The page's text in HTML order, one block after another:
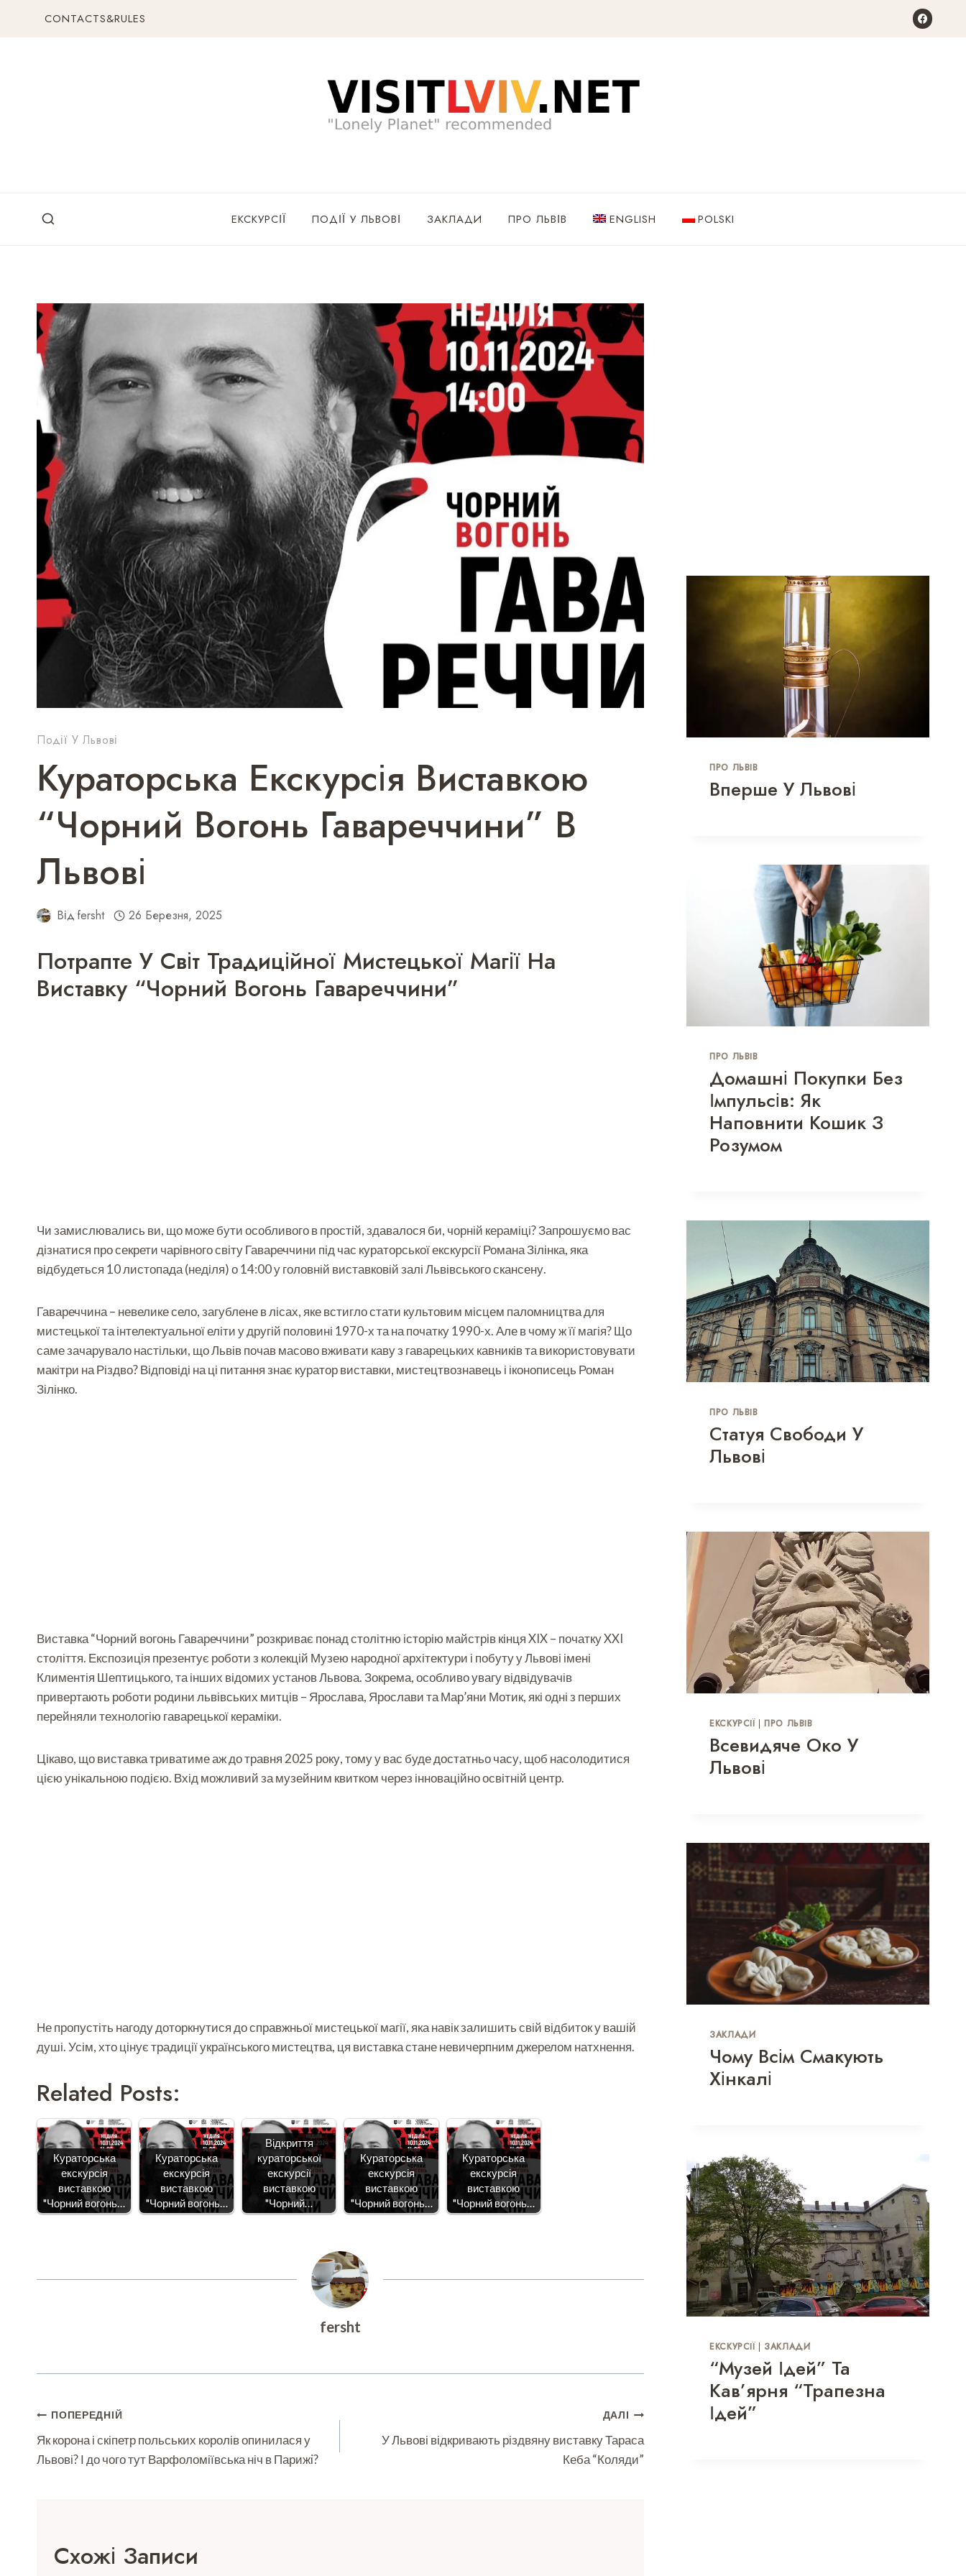
CONTACTS&RULES
ЕКСКУРСІЇ ПОДІЇ У ЛЬВОВІ ЗАКЛАДИ ПРО ЛЬВІВ ENGLISH POLSKI
Події У Львові
Кураторська Екскурсія Виставкою
“Чорний Вогонь Гавареччини” В
Львові
Від fersht 26 Березня, 2025
Потрапте У Світ Традиційної Мистецької Магії На
Виставку “Чорний Вогонь Гавареччини”
Чи замислювались ви, що може бути особливого в простій, здавалося би, чорній кераміці? Запрошуємо вас
дізнатися про секрети чарівного світу Гавареччини під час кураторської екскурсії Романа Зілінка, яка
відбудеться 10 листопада (неділя) о 14:00 у головній виставковій залі Львівського скансену.
Гавареччина – невелике село, загублене в лісах, яке встигло стати культовим місцем паломництва для
мистецької та інтелектуальної еліти у другій половині 1970-х та на початку 1990-х. Але в чому ж її магія? Що
саме зачарувало настільки, що Львів почав масово вживати каву з гаварецьких кавників та використовувати
макітри на Різдво? Відповіді на ці питання знає куратор виставки, мистецтвознавець і іконописець Роман
Зілінко.
Виставка “Чорний вогонь Гавареччини” розкриває понад столітню історію майстрів кінця XIX – початку XXI
століття. Експозиція презентує роботи з колекцій Музею народної архітектури і побуту у Львові імені
Климентія Шептицького, та інших відомих установ Львова. Зокрема, особливо увагу відвідувачів
привертають роботи родини львівських митців – Ярослава, Ярослави та Мар’яни Мотик, які одні з перших
перейняли технологію гаварецької кераміки.
Цікаво, що виставка триватиме аж до травня 2025 року, тому у вас буде достатньо часу, щоб насолодитися
цією унікальною подією. Вхід можливий за музейним квитком через інноваційно освітній центр.
Не пропустіть нагоду доторкнутися до справжньої мистецької магії, яка навік залишить свій відбиток у вашій
душі. Усім, хто цінує традиції українського мистецтва, ця виставка стане невичерпним джерелом натхнення.
Related Posts:
Кураторська
екскурсія
виставкою
"Чорний вогонь…
Кураторська
екскурсія
виставкою
"Чорний вогонь…
Відкриття
кураторської
екскурсії
виставкою
"Чорний…
Кураторська
екскурсія
виставкою
"Чорний вогонь…
Кураторська
екскурсія
виставкою
"Чорний вогонь…
fersht
Навігація
Записів
ПОПЕРЕДНІЙ
Як корона і скіпетр польських королів опинилася у
Львові? І до чого тут Варфоломіївська ніч в Парижi?
ДАЛІ
У Львові відкривають різдвяну виставку Тараса
Кеба “Коляди”
Схожі Записи
ПРО ЛЬВІВ
Вперше У Львові
ПРО ЛЬВІВ
Домашні Покупки Без
Імпульсів: Як
Наповнити Кошик З
Розумом
ПРО ЛЬВІВ
Статуя Свободи У
Львові
ЕКСКУРСІЇ|ПРО ЛЬВІВ
Всевидяче Око У
Львові
ЗАКЛАДИ
Чому Всім Смакують
Хінкалі
ЕКСКУРСІЇ| ЗАКЛАДИ
“Музей Ідей” Та
Кав’ярня “Трапезна
Ідей”